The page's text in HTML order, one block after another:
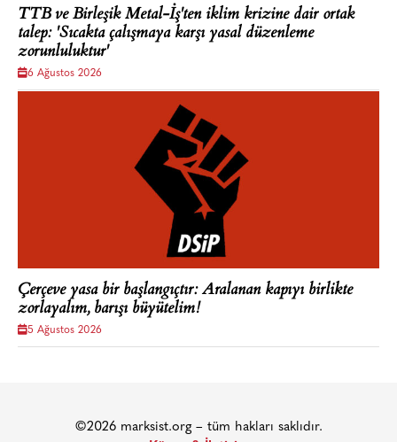
TTB ve Birleşik Metal-İş'ten iklim krizine dair ortak
talep: 'Sıcakta çalışmaya karşı yasal düzenleme
zorunluluktur'
6 Ağustos 2026
Çerçeve yasa bir başlangıçtır: Aralanan kapıyı birlikte
zorlayalım, barışı büyütelim!
5 Ağustos 2026
©2026 marksist.org – tüm hakları saklıdır.